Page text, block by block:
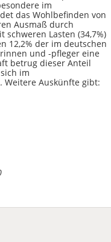
im
das Wohlbefinden von
Ausmaß durch
Lasten (34,7%)
12,2% der im deutschen
und -pfleger eine
betrug dieser Anteil
im
. Weitere Auskünfte gibt: